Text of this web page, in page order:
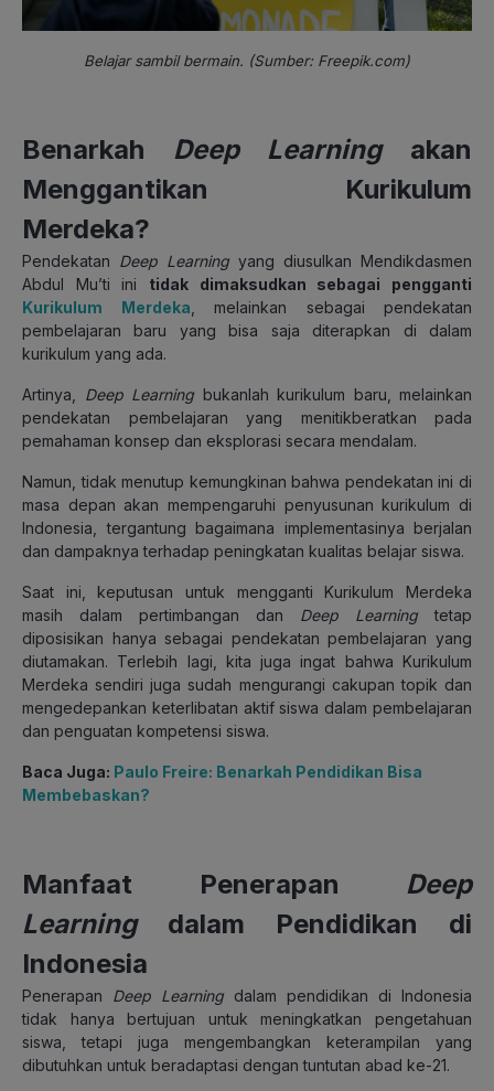
Belajar sambil bermain. (Sumber: Freepik.com)
Benarkah Deep Learningakan
Menggantikan Kurikulum
Merdeka?
Pendekatan Deep Learning yang diusulkan Mendikdasmen
Abdul Mu’ti ini tidak dimaksudkan sebagai pengganti
Kurikulum Merdeka , melainkan sebagai pendekatan
pembelajaran baru yang bisa saja diterapkan di dalam
kurikulum yang ada.
Artinya, Deep Learning bukanlah kurikulum baru, melainkan
pendekatan pembelajaran yang menitikberatkan pada
pemahaman konsep dan eksplorasi secara mendalam.
Namun, tidak menutup kemungkinan bahwa pendekatan ini di
masa depan akan mempengaruhi penyusunan kurikulum di
Indonesia, tergantung bagaimana implementasinya berjalan
dan dampaknya terhadap peningkatan kualitas belajar siswa.
Saat ini, keputusan untuk mengganti Kurikulum Merdeka
masih dalam pertimbangan dan Deep Learning tetap
diposisikan hanya sebagai pendekatan pembelajaran yang
diutamakan. Terlebih lagi, kita juga ingat bahwa Kurikulum
Merdeka sendiri juga sudah mengurangi cakupan topik dan
mengedepankan keterlibatan aktif siswa dalam pembelajaran
dan penguatan kompetensi siswa.
Baca Juga: Paulo Freire: Benarkah Pendidikan Bisa
Membebaskan?
Manfaat Penerapan Deep
Learningdalam Pendidikan di
Indonesia
Penerapan Deep Learning dalam pendidikan di Indonesia
tidak hanya bertujuan untuk meningkatkan pengetahuan
siswa, tetapi juga mengembangkan keterampilan yang
dibutuhkan untuk beradaptasi dengan tuntutan abad ke-21.